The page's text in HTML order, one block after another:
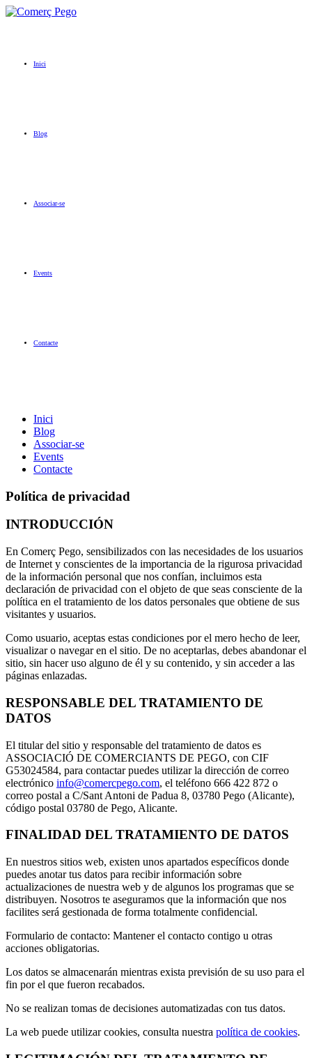
Inici
Blog
Associar-se
Events
Contacte
Inici
Blog
Associar-se
Events
Contacte
Política de privacidad
INTRODUCCIÓN
En Comerç Pego, sensibilizados con las necesidades de los usuarios
de Internet y conscientes de la importancia de la rigurosa privacidad
de la información personal que nos confían, incluimos esta
declaración de privacidad con el objeto de que seas consciente de la
política en el tratamiento de los datos personales que obtiene de sus
visitantes y usuarios.
Como usuario, aceptas estas condiciones por el mero hecho de leer,
visualizar o navegar en el sitio. De no aceptarlas, debes abandonar el
sitio, sin hacer uso alguno de él y su contenido, y sin acceder a las
páginas enlazadas.
RESPONSABLE DEL TRATAMIENTO DE
DATOS
El titular del sitio y responsable del tratamiento de datos es
ASSOCIACIÓ DE COMERCIANTS DE PEGO, con CIF
G53024584, para contactar puedes utilizar la dirección de correo
electrónico info@comercpego.com, el teléfono 666 422 872 o
correo postal a C/Sant Antoni de Padua 8, 03780 Pego (Alicante),
código postal 03780 de Pego, Alicante.
FINALIDAD DEL TRATAMIENTO DE DATOS
En nuestros sitios web, existen unos apartados específicos donde
puedes anotar tus datos para recibir información sobre
actualizaciones de nuestra web y de algunos los programas que se
distribuyen. Nosotros te aseguramos que la información que nos
facilites será gestionada de forma totalmente confidencial.
Formulario de contacto: Mantener el contacto contigo u otras
acciones obligatorias.
Los datos se almacenarán mientras exista previsión de su uso para el
fin por el que fueron recabados.
No se realizan tomas de decisiones automatizadas con tus datos.
La web puede utilizar cookies, consulta nuestra política de cookies.